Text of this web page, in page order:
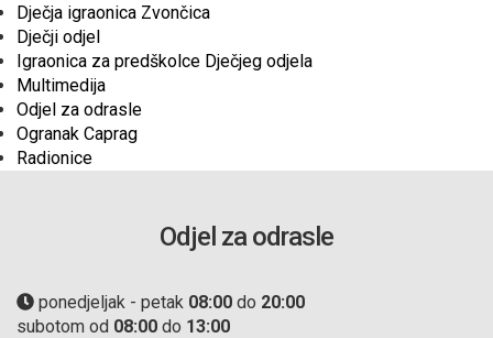
Dječja igraonica Zvončica
Dječji odjel
Igraonica za predškolce Dječjeg odjela
Multimedija
Odjel za odrasle
Ogranak Caprag
Radionice
Odjel za odrasle
ponedjeljak - petak 08:00 do 20:00
subotom od 08:00 do 13:00